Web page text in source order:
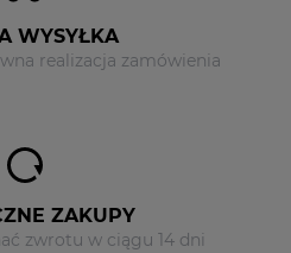
WYSYŁKA
realizacja zamówienia
ZAKUPY
zwrotu w ciągu 14 dni